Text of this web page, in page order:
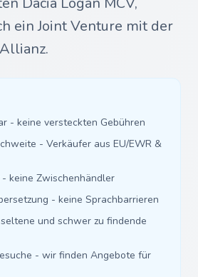
ein Joint Venture mit der
- keine versteckten Gebühren
- Verkäufer aus EU/EWR &
keine Zwischenhändler
- keine Sprachbarrieren
und schwer zu findende
- wir finden Angebote für